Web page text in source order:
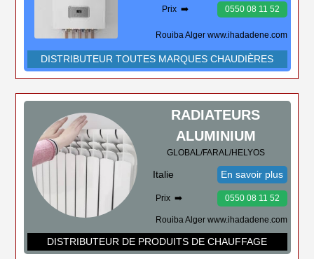
Prix ➡️ 0550 08 11 52
Rouiba Alger www.ihadadene.com
DISTRIBUTEUR TOUTES MARQUES CHAUDIÈRES
RADIATEURS
ALUMINIUM
GLOBAL/FARAL/HELYOS
Italie En savoir plus
Prix ➡️ 0550 08 11 52
Rouiba Alger www.ihadadene.com
DISTRIBUTEUR DE PRODUITS DE CHAUFFAGE